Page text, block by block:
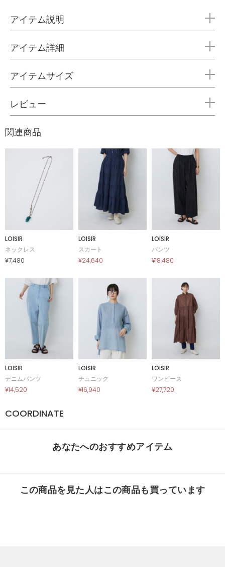
アイテム説明
アイテム詳細
アイテムサイズ
レビュー
関連商品
LOISIR
ネックレス
¥7,480
LOISIR
スカート
¥24,640
LOISIR
パンツ
¥18,480
LOISIR
デニムパンツ
¥14,520
LOISIR
チュニック
¥16,940
LOISIR
ワンピース
¥27,720
COORDINATE
あなたへのおすすめアイテム
この商品を見た人はこの商品も買っています